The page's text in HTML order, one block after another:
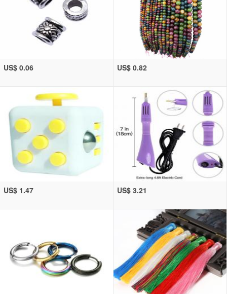
US$ 0.06 US$ 0.82
US$ 1.47 US$ 3.21